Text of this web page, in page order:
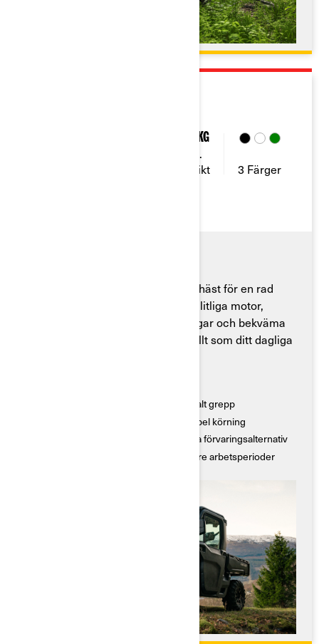
1 134 Kg
Max.
dragvikt
3 Färger
Traxter SxS är en beprövad arbetshäst för en rad
olika arbetsuppgifter. Med dess pålitliga motor,
anpassningsbara förvaringslösningar och bekväma
drift är den byggd för att hantera allt som ditt dagliga
● Kraftfullt 4WD-/AWD-system för optimalt grepp
● Hållbar fjädring för en smidig och kapabel körning
● Gott om förvaringskapacitet och smarta förvaringsalternativ
● Optimerad bränsleanvändning för längre arbetsperioder